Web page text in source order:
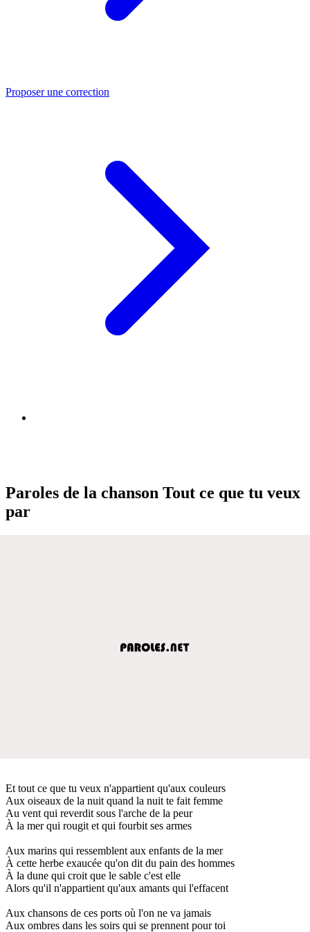
Proposer une correction
Paroles de la chanson Tout ce que tu veux
par
Et tout ce que tu veux n'appartient qu'aux couleurs
Aux oiseaux de la nuit quand la nuit te fait femme
Au vent qui reverdit sous l'arche de la peur
À la mer qui rougit et qui fourbit ses armes
Aux marins qui ressemblent aux enfants de la mer
À cette herbe exaucée qu'on dit du pain des hommes
À la dune qui croit que le sable c'est elle
Alors qu'il n'appartient qu'aux amants qui l'effacent
Aux chansons de ces ports où l'on ne va jamais
Aux ombres dans les soirs qui se prennent pour toi